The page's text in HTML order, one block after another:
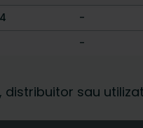
-
-
sau